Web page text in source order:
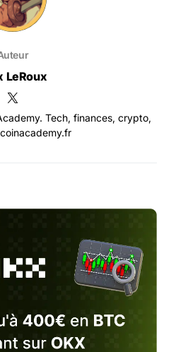
LeRoux
Tech, finances, crypto,